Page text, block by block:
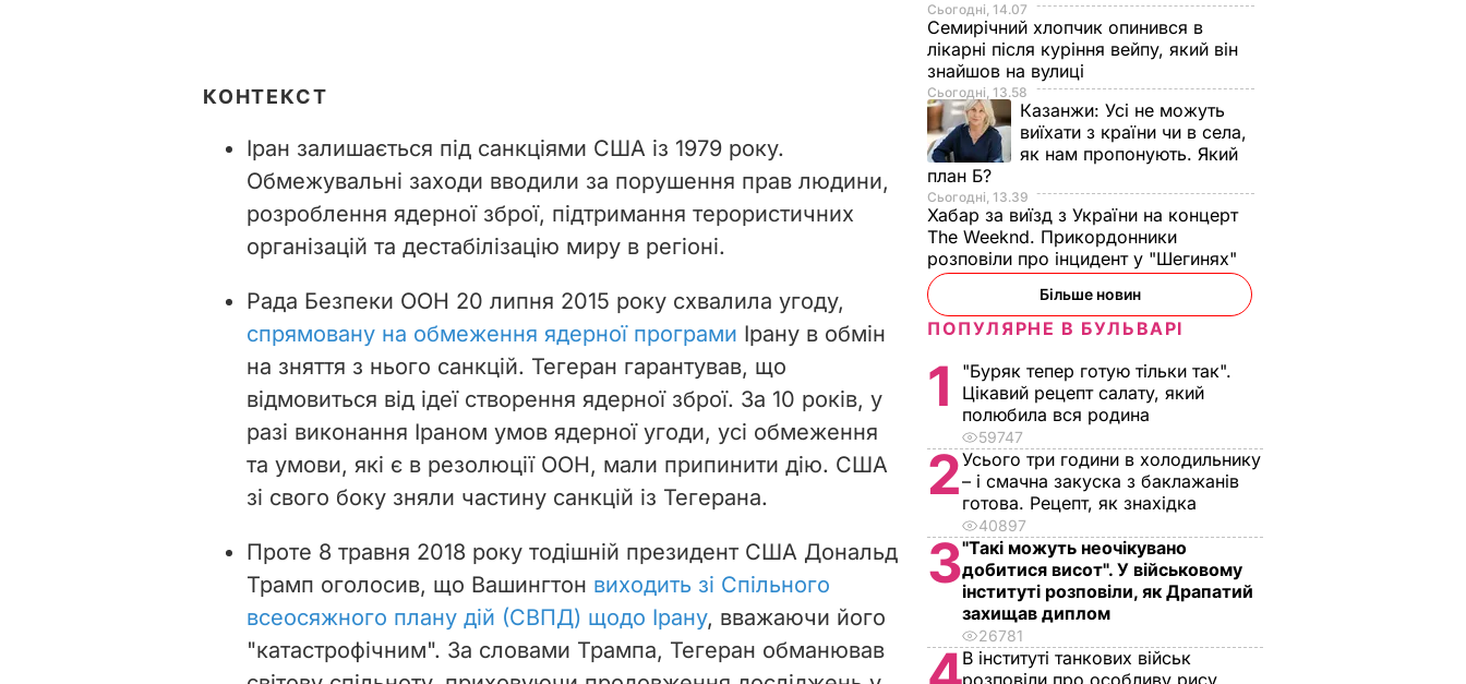
КОНТЕКСТ
Іран залишається під санкціями США із 1979 року.
Обмежувальні заходи вводили за порушення прав людини,
розроблення ядерної зброї, підтримання терористичних
організацій та дестабілізацію миру в регіоні.
Рада Безпеки ООН 20 липня 2015 року схвалила угоду,
спрямовану на обмеження ядерної програми Ірану в обмін
на зняття з нього санкцій. Тегеран гарантував, що
відмовиться від ідеї створення ядерної зброї. За 10 років, у
разі виконання Іраном умов ядерної угоди, усі обмеження
та умови, які є в резолюції ООН, мали припинити дію. США
зі свого боку зняли частину санкцій із Тегерана.
Проте 8 травня 2018 року тодішній президент США Дональд
Трамп оголосив, що Вашингтон виходить зі Спільного
всеосяжного плану дій (СВПД) щодо Ірану, вважаючи його
"катастрофічним". За словами Трампа, Тегеран обманював
Сьогодні, 14.07
Семирічний хлопчик опинився в
лікарні після куріння вейпу, який він
знайшов на вулиці
Сьогодні, 13.58
Казанжи: Усі не можуть
виїхати з країни чи в села,
як нам пропонують. Який
план Б?
Сьогодні, 13.39
Хабар за виїзд з України на концерт
The Weeknd. Прикордонники
розповіли про інцидент у "Шегинях"
Більше новин
ПОПУЛЯРНЕ В БУЛЬВАРІ
1
"Буряк тепер готую тільки так".
Цікавий рецепт салату, який
полюбила вся родина
59747
2Усього три години в холодильнику
– і смачна закуска з баклажанів
готова. Рецепт, як знахідка
40897
3"Такі можуть неочікувано
добитися висот". У військовому
інституті розповіли, як Драпатий
захищав диплом
26781
В інституті танкових військ
розповіли про особливу рису